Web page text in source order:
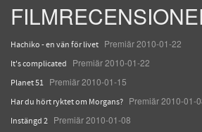
Hachiko - en vän för livet Premiär 2010-01-22
It's complicated Premiär 2010-01-22
Planet 51 Premiär 2010-01-15
Har du hört ryktet om Morgans? Premiär 2010-01-
Instängd 2 Premiär 2010-01-08